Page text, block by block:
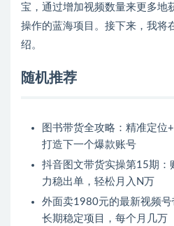
宝，通过增加视频数量来更多地
操作的蓝海项目。接下来，我将
绍。
随机推荐
图书带货全攻略：精准定位
打造下一个爆款账号
抖音图文带货实操第15期：
力稳出单，轻松月入N万
外面卖1980元的最新视频号
长期稳定项目，每个月几万